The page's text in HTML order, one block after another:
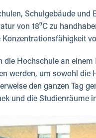
Schulgebäude
von 18⁰C zu
Konzentrationsfähigkeit
die Hochschule an
werden, um sowohl die
den ganzen Tag
und die Studienräume